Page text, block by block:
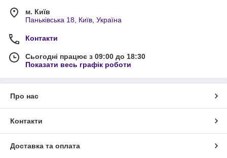
м. Київ
Паньківська 18, Київ, Україна
Контакти
Сьогодні працює з 09:00 до 18:30
Показати весь графік роботи
Про нас
Контакти
Доставка та оплата